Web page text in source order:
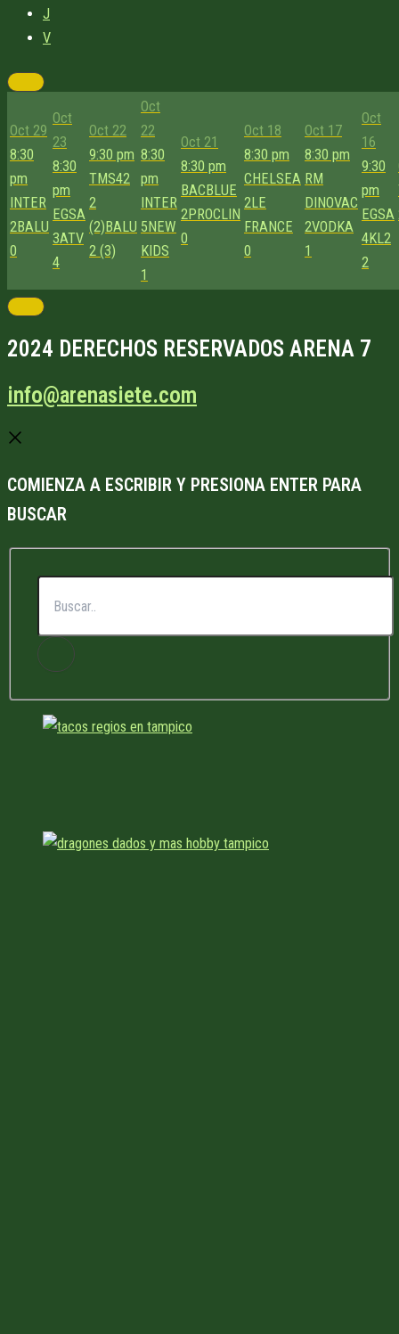
J
V
Oct 29
8:30
pm
INTER
2BALU
0
Oct
23
8:30
pm
EGSA
3ATV
4
Oct 22
9:30 pm
TMS42
2
(2)BALU
2 (3)
Oct
22
8:30
pm
INTER
5NEW
KIDS
1
Oct 21
8:30 pm
BACBLUE
2PROCLIN
0
Oct 18
8:30 pm
CHELSEA
2LE
FRANCE
0
Oct 17
8:30 pm
RM
DINOVAC
2VODKA
1
Oct
16
9:30
pm
EGSA
4KL2
2
2024 DERECHOS RESERVADOS ARENA 7
info@arenasiete.com
COMIENZA A ESCRIBIR Y PRESIONA ENTER PARA
BUSCAR